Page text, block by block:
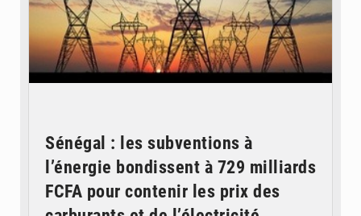
Sénégal : les subventions à
l’énergie bondissent à 729 milliards
FCFA pour contenir les prix des